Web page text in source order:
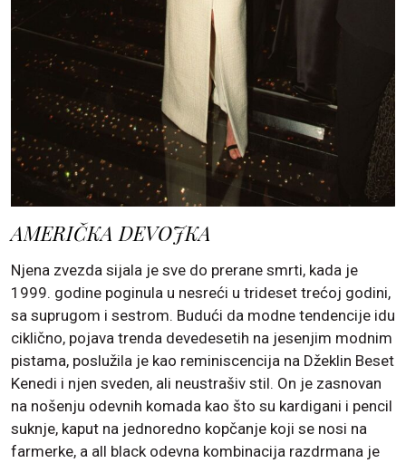
AMERIČKA DEVOJKA
Njena zvezda sijala je sve do prerane smrti, kada je
1999. godine poginula u nesreći u trideset trećoj godini,
sa suprugom i sestrom. Budući da modne tendencije idu
ciklično, pojava trenda devedesetih na jesenjim modnim
pistama, poslužila je kao reminiscencija na Džeklin Beset
Kenedi i njen sveden, ali neustrašiv stil. On je zasnovan
na nošenju odevnih komada kao što su kardigani i pencil
suknje, kaput na jednoredno kopčanje koji se nosi na
farmerke, a all black odevna kombinacija razdrmana je